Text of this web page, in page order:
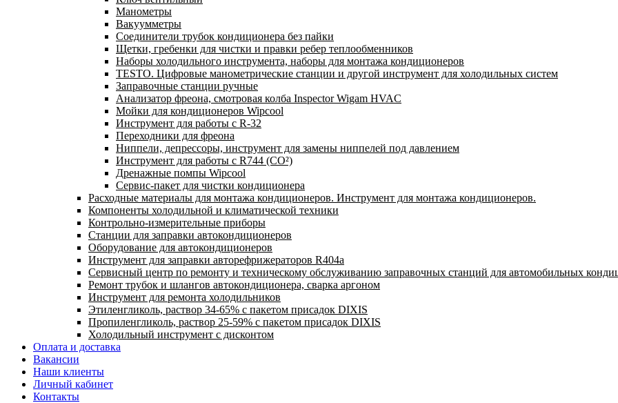
Манометры
Вакуумметры
Соединители трубок кондиционера без пайки
Щетки, гребенки для чистки и правки ребер теплообменников
Наборы холодильного инструмента, наборы для монтажа кондиционеров
TESTO. Цифровые манометрические станции и другой инструмент для холодильных систем
Заправочные станции ручные
Анализатор фреона, смотровая колба Inspector Wigam HVAC
Мойки для кондиционеров Wipcool
Инструмент для работы с R-32
Переходники для фреона
Ниппели, депрессоры, инструмент для замены ниппелей под давлением
Инструмент для работы с R744 (CO²)
Дренажные помпы Wipcool
Сервис-пакет для чистки кондиционера
Расходные материалы для монтажа кондиционеров. Инструмент для монтажа кондиционеров.
Компоненты холодильной и климатической техники
Контрольно-измерительные приборы
Станции для заправки автокондиционеров
Оборудование для автокондиционеров
Инструмент для заправки авторефрижераторов R404a
Сервисный центр по ремонту и техническому обслуживанию заправочных станций для автомобильных
Ремонт трубок и шлангов автокондиционера, сварка аргоном
Инструмент для ремонта холодильников
Этиленгликоль, раствор 34-65% с пакетом присадок DIXIS
Пропиленгликоль, раствор 25-59% с пакетом присадок DIXIS
Холодильный инструмент с дисконтом
Оплата и доставка
Вакансии
Наши клиенты
Личный кабинет
Контакты